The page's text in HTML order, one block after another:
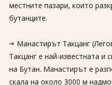
местните пазари, които
бутанците.
Манастирът Такцанг
Такцанг е най-известната и
на Бутан. Манастирът е
скала на около 3000 м